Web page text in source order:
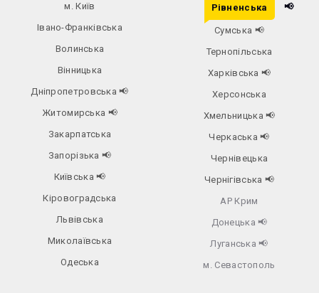
м. Київ
Івано-Франківська
Волинська
Вінницька
Дніпропетровська📢
Житомирська 📢
Закарпатська
Запорізька 📢
Київська📢
Кіровоградська
Львівська
Миколаївська
Одеська
Рівненська 📢
Сумська 📢
Тернопільська
Харківська 📢
Херсонська
Хмельницька📢
Черкаська📢
Чернівецька
Чернігівська 📢
АР Крим
Донецька 📢
Луганська 📢
м. Севастополь